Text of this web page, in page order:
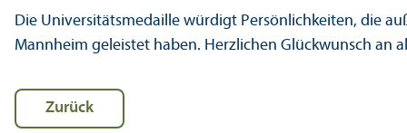
Die Universitäts­medaille würdigt Persönlichkeiten, die
Mannheim geleistet haben. Herzlichen Glückwunsch an
Zurück